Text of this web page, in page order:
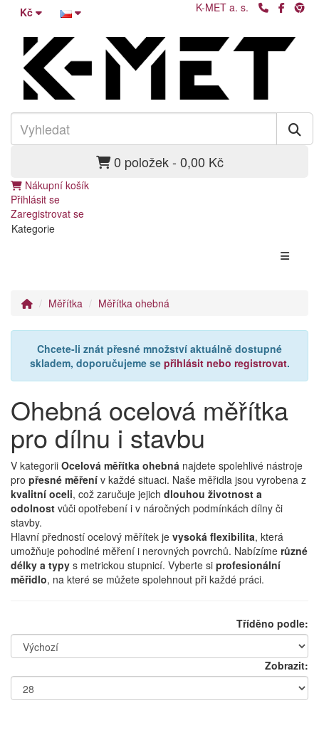
Kč K-MET a. s.
0 položek - 0,00 Kč
Nákupní košík
Přihlásit se
Zaregistrovat se
Kategorie
Měřítka Měřítka ohebná
Chcete-li znát přesné množství aktuálně dostupné
skladem, doporučujeme se přihlásit nebo registrovat.
Ohebná ocelová měřítka
pro dílnu i stavbu
V kategorii Ocelová měřítka ohebná najdete spolehlivé nástroje
pro přesné měření v každé situaci. Naše měřidla jsou vyrobena z
kvalitní oceli, což zaručuje jejich dlouhou životnost a
odolnost vůči opotřebení i v náročných podmínkách dílny či
stavby.
Hlavní předností ocelový měřítek je vysoká flexibilita, která
umožňuje pohodlné měření i nerovných povrchů. Nabízíme různé
délky a typy s metrickou stupnicí. Vyberte si profesionální
měřidlo, na které se můžete spolehnout při každé práci.
Tříděno podle:
Zobrazit: